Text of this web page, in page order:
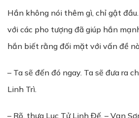
Hắn không nói thêm gì, chỉ gật
với các pho tượng đã giúp hắn
hắn biết rằng đối mặt với vấn đề
– Ta sẽ đến đó ngay. Ta sẽ đưa ra
Linh Trì.
– Rõ, thưa Lục Tử Linh Đế. – Vạn